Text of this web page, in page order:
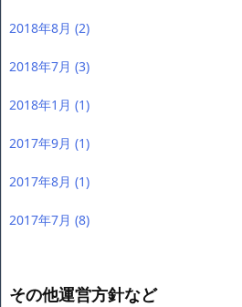
2018年8月 (2)
2018年7月 (3)
2018年1月 (1)
2017年9月 (1)
2017年8月 (1)
2017年7月 (8)
その他運営方針など